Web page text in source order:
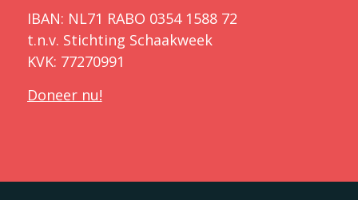
IBAN: NL71 RABO 0354 1588 72
t.n.v. Stichting Schaakweek
KVK: 77270991
Doneer nu!